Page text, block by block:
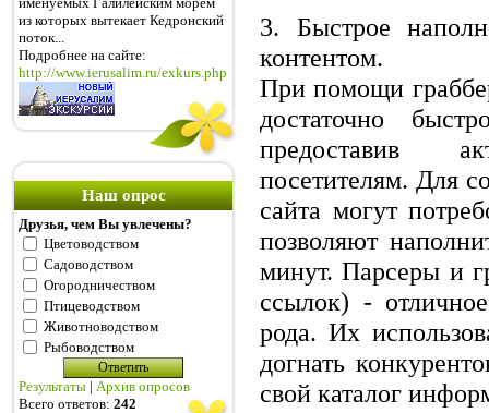
из которых вытекает Кедронский
поток...
Подробнее на сайте:
http://www.ierusalim.ru/exkurs.php
Наш опрос
Друзья, чем Вы увлечены?
Цветоводством
Садоводством
Огородничеством
Птицеводством
Животноводством
Рыбоводством
Результаты | Архив опросов
Всего ответов: 242
3. Быстрое
контентом.
При помощи
достаточно
предоставив
посетителям. Для
сайта могут
позволяют
минут. Парсеры и
ссылок) -
рода. Их
догнать
свой каталог